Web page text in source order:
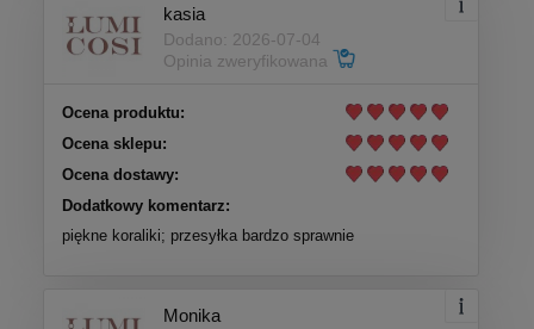
kasia
Dodano: 2026-07-04
Opinia zweryfikowana
Ocena produktu:
Ocena sklepu:
Ocena dostawy:
Dodatkowy komentarz:
piękne koraliki; przesyłka bardzo sprawnie
Monika